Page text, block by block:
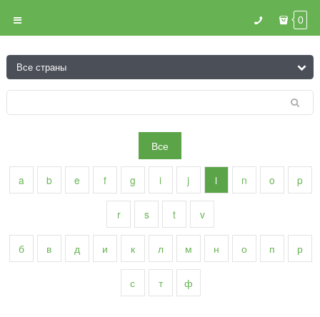
0
Все
a b e f g i j l n o p
r s t v
б в д и к л м н о п р
с т ф